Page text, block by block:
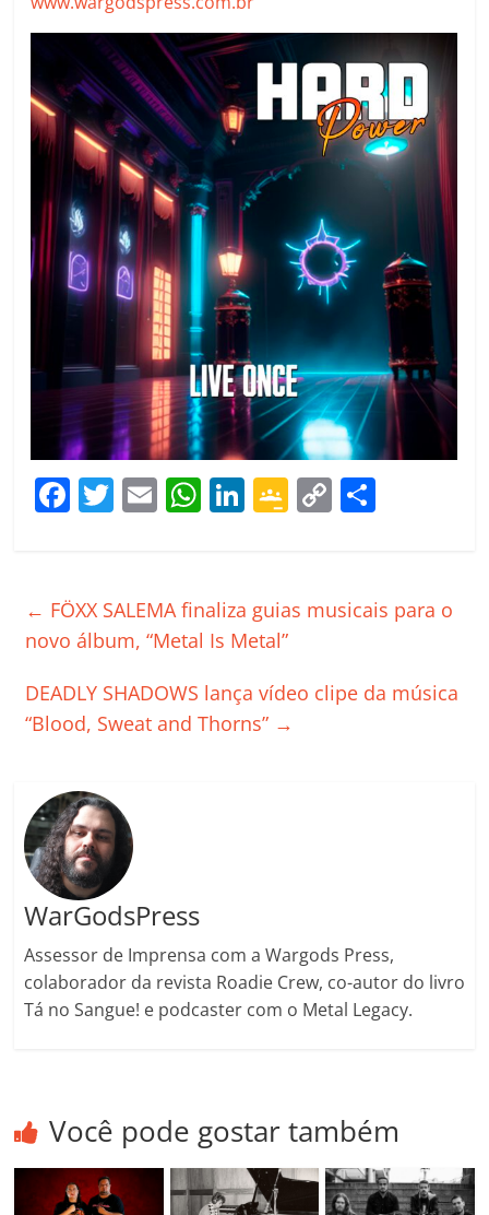
F
a
e
b
o
k
T
w
er
E
m
l
W
h
s
A
p
Li
n
e
dI
G
o
gl
e
a
ss
C
o
y
Li
k
p
ar
h
← FÖXX SALEMA finaliza guias musicais para o
novo álbum, “Metal Is Metal”
DEADLY SHADOWS lança vídeo clipe da música
“Blood, Sweat and Thorns” →
WarGodsPress
Assessor de Imprensa com a Wargods Press,
colaborador da revista Roadie Crew, co-autor do livro
Tá no Sangue! e podcaster com o Metal Legacy.
Você pode gostar também